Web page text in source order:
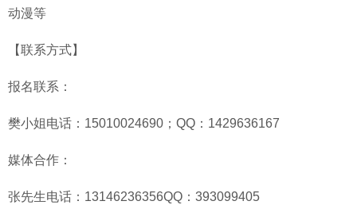
动漫等
【联系方式】
报名联系：
樊小姐电话：15010024690；QQ：1429636167
媒体合作：
张先生电话：13146236356QQ：393099405